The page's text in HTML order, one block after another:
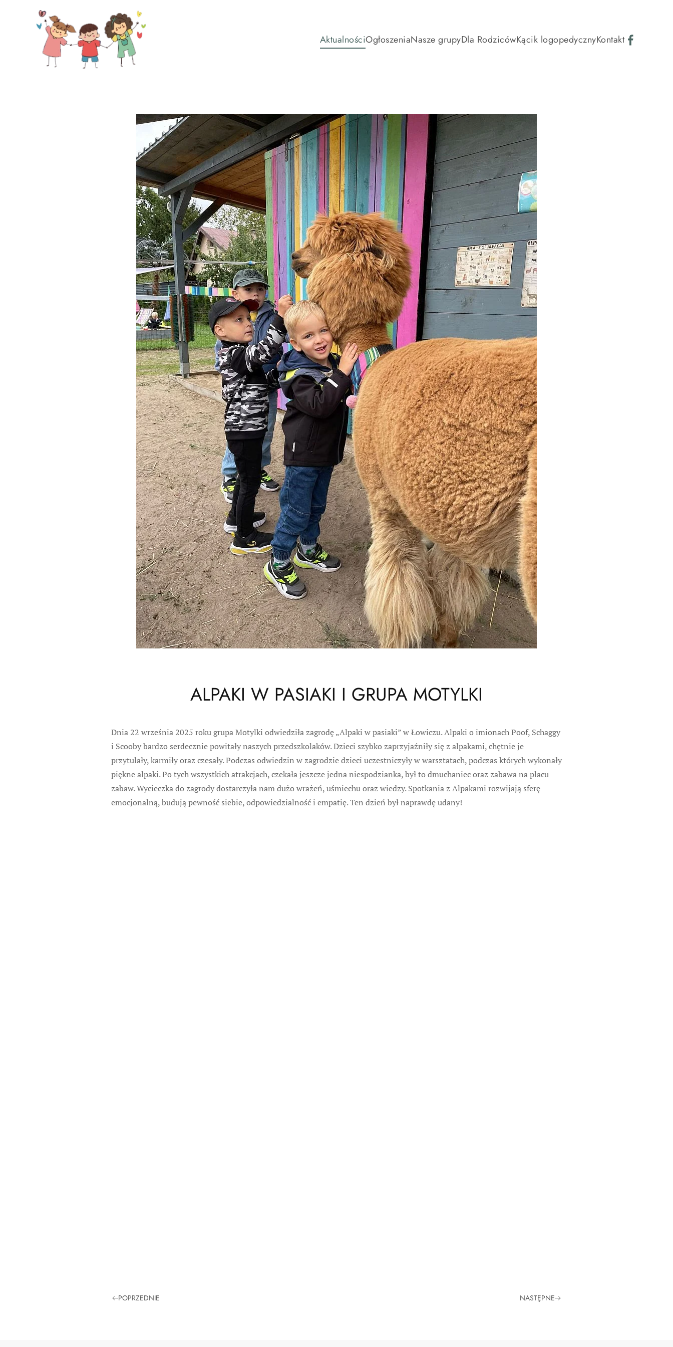
Skip to main content
AktualnościOgłoszeniaNasze grupyDla RodzicówKącik logopedycznyKontakt
ALPAKI W PASIAKI I GRUPA MOTYLKI
Dnia 22 września 2025 roku grupa Motylki odwiedziła zagrodę „Alpaki w pasiaki” w Łowiczu. Alpaki o imionach Poof, Schaggy
i Scooby bardzo serdecznie powitały naszych przedszkolaków. Dzieci szybko zaprzyjaźniły się z alpakami, chętnie je
przytulały, karmiły oraz czesały. Podczas odwiedzin w zagrodzie dzieci uczestniczyły w warsztatach, podczas których wykonały
piękne alpaki. Po tych wszystkich atrakcjach, czekała jeszcze jedna niespodzianka, był to dmuchaniec oraz zabawa na placu
zabaw. Wycieczka do zagrody dostarczyła nam dużo wrażeń, uśmiechu oraz wiedzy. Spotkania z Alpakami rozwijają sferę
emocjonalną, budują pewność siebie, odpowiedzialność i empatię. Ten dzień był naprawdę udany!
POPRZEDNIE NASTĘPNE